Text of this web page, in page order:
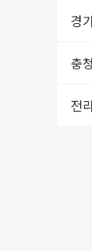
경
충
전